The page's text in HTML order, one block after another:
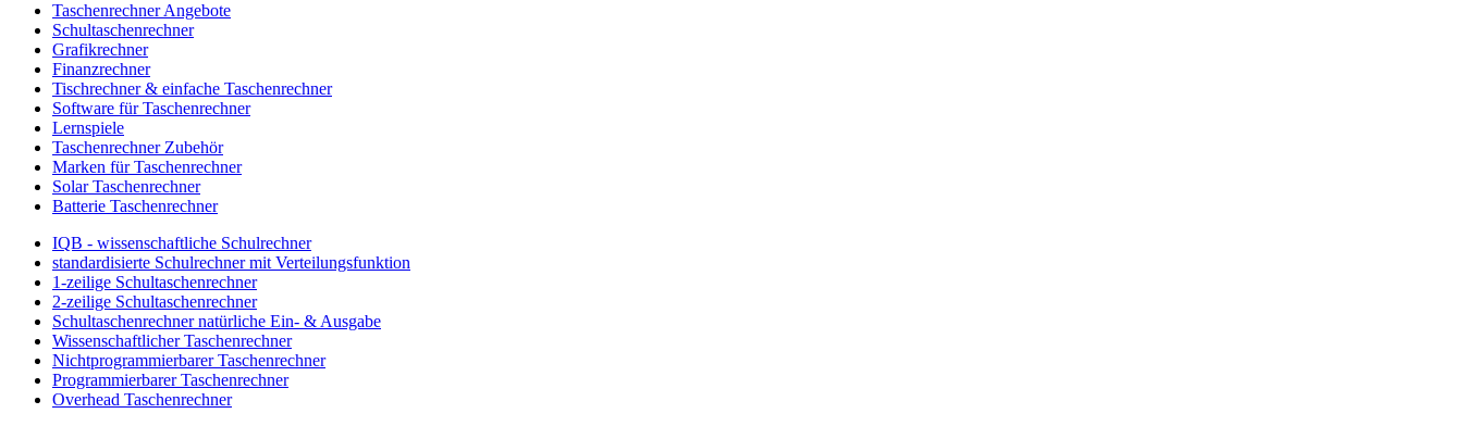
Taschenrechner Angebote
Schultaschenrechner
Grafikrechner
Finanzrechner
Tischrechner & einfache Taschenrechner
Software für Taschenrechner
Lernspiele
Taschenrechner Zubehör
Marken für Taschenrechner
Solar Taschenrechner
Batterie Taschenrechner
IQB - wissenschaftliche Schulrechner
standardisierte Schulrechner mit Verteilungsfunktion
1-zeilige Schultaschenrechner
2-zeilige Schultaschenrechner
Schultaschenrechner natürliche Ein- & Ausgabe
Wissenschaftlicher Taschenrechner
Nichtprogrammierbarer Taschenrechner
Programmierbarer Taschenrechner
Overhead Taschenrechner